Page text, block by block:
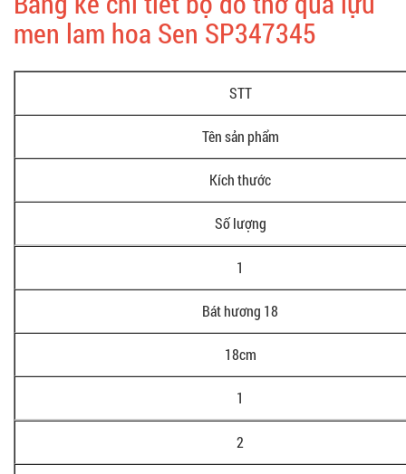
men lam hoa Sen SP347345
STT
Tên sản phẩm
Kích thước
Số lượng
1
Bát hương 18
18cm
1
2